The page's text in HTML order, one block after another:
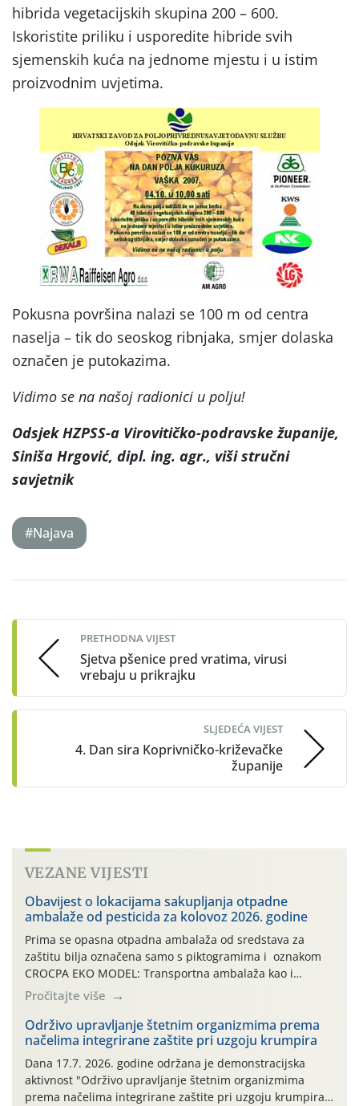
hibrida vegetacijskih skupina 200 – 600.
Iskoristite priliku i usporedite hibride svih
sjemenskih kuća na jednome mjestu i u istim
proizvodnim uvjetima.
Pokusna površina nalazi se 100 m od centra
naselja – tik do seoskog ribnjaka, smjer dolaska
označen je putokazima.
Vidimo se na našoj radionici u polju!
Odsjek HZPSS-a Virovitičko-podravske županije,
Siniša Hrgović, dipl. ing. agr., viši stručni
savjetnik
#Najava
navigation
PRETHODNA VIJEST
Sjetva pšenice pred vratima, virusi
vrebaju u prikrajku
SLJEDEĆA VIJEST
4. Dan sira Koprivničko-križevačke
županije
VEZANE VIJESTI
Obavijest o lokacijama sakupljanja otpadne
ambalaže od pesticida za kolovoz 2026. godine
Prima se opasna otpadna ambalaža od sredstava za
zaštitu bilja označena samo s piktogramima i oznakom
CROCPA EKO MODEL: Transportna ambalaža kao i
ambalaža drugih proizvoda koji nisu sredstva za zaštitu
bilja (npr. ambalaža od mineralnih gnojiva,) se ne
prihvaća. Korisnicima je osiguran besplatni povrat
prazne ambalaže isključivo ovih tvrtki: AGROCHEM-MAKS,
AGRONOM, ALBAUGH TKI* (PINUS […]
Pročitajte više
Održivo upravljanje štetnim organizmima prema
načelima integrirane zaštite pri uzgoju krumpira
Dana 17.7. 2026. godine održana je demonstracijska
aktivnost "Održivo upravljanje štetnim organizmima
prema načelima integrirane zaštite pri uzgoju krumpira"